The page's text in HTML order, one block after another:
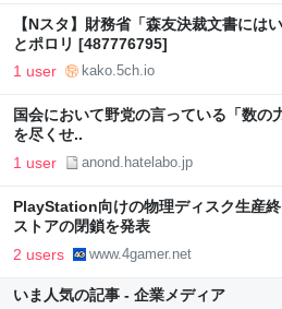
【Nスタ】財務省「森友決裁文書には
とポロリ [487776795]
1 user kako.5ch.io
国会において野党の言っている「数の
を尽くせ..
1 user anond.hatelabo.jp
PlayStation向けの物理ディスク生産
ストアの閉鎖を発表
2 users www.4gamer.net
いま人気の記事 - 企業メディア